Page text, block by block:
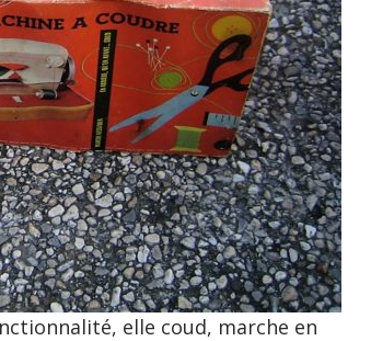
elle coud, marche en